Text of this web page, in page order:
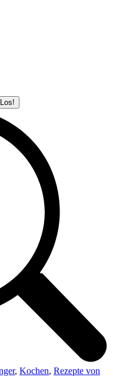
, Kochen, Rezepte von